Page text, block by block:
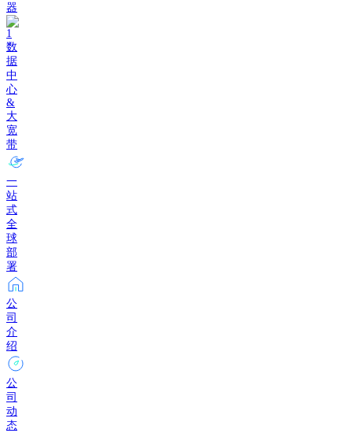
器
数
据
中
心
&
大
宽
带
一
站
式
全
球
部
署
公
司
介
绍
公
司
动
态